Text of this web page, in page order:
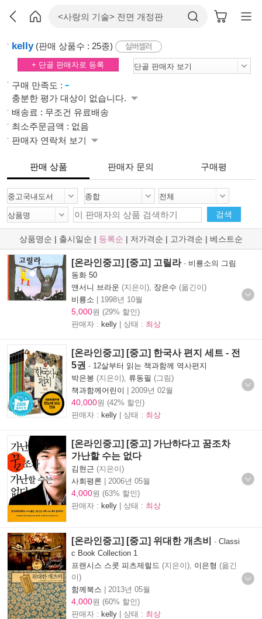
kelly(판매 상품수 : 25종)
+ 단골 판매자로 등록
구매 만족도 : -
충분한 평가 대상이 없습니다.
배송료 : 무조건 유료배송
최소주문금액 : 없음
판매자 연락처 보기
판매 상품 판매자 문의 구매평
검색
상품명순 | 출시일순 | 등록순 | 저가격순 | 고가격순 | 베스트순
[온라인중고] [중고] 고릴라- 비룡소의 그림
동화 50
앤서니 브라운 (지은이), 장은수 (옮긴이)
비룡소 | 1998년 10월
5,000원 (29% 할인)
판매자 : kelly | 상태 : 최상
[온라인중고] [중고] 한국사 편지 세트 - 전
5권 - 12살부터 읽는 책과함께 역사편지
박은봉 (지은이), 류동필 (그림)
책과함께어린이 | 2009년 02월
40,000원 (42% 할인)
판매자 : kelly | 상태 : 최상
[온라인중고] [중고] 가난하다고 꿈조차
가난할 수는 없다
김현근 (지은이)
사회평론 | 2006년 05월
4,000원 (63% 할인)
판매자 : kelly | 상태 : 최상
[온라인중고] [중고] 위대한 개츠비 - Classi
c Book Collection 1
프랜시스 스콧 피츠제럴드 (지은이), 이은형 (옮긴
이)
함께북스 | 2013년 05월
4,000원 (60% 할인)
판매자 : kelly | 상태 : 최상